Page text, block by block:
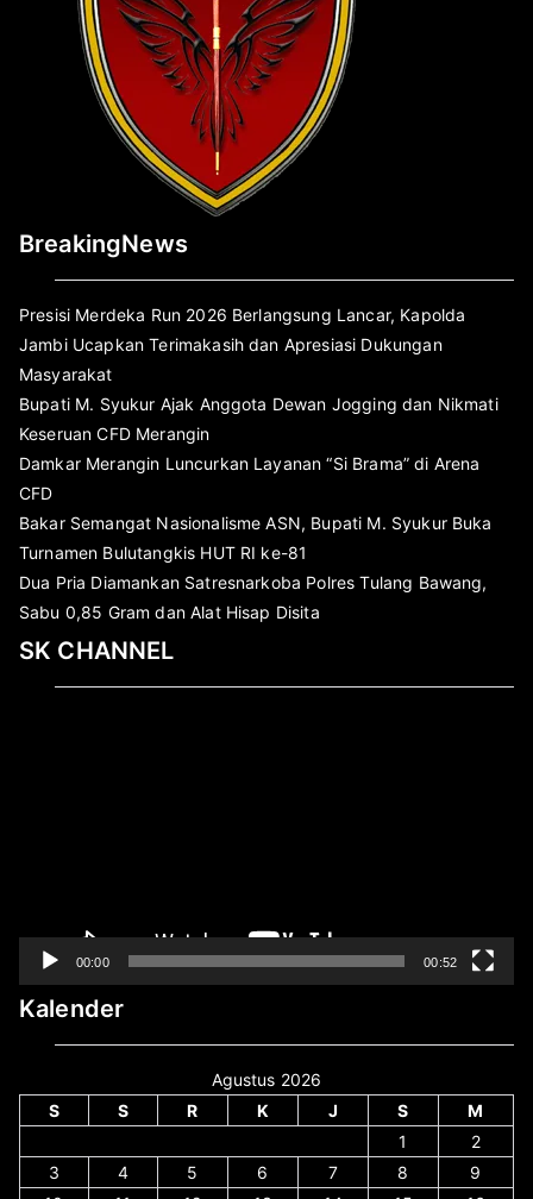
BreakingNews
Presisi Merdeka Run 2026 Berlangsung Lancar, Kapolda
Jambi Ucapkan Terimakasih dan Apresiasi Dukungan
Masyarakat
Bupati M. Syukur Ajak Anggota Dewan Jogging dan Nikmati
Keseruan CFD Merangin
Damkar Merangin Luncurkan Layanan “Si Brama” di Arena
CFD
Bakar Semangat Nasionalisme ASN, Bupati M. Syukur Buka
Turnamen Bulutangkis HUT RI ke-81
Dua Pria Diamankan Satresnarkoba Polres Tulang Bawang,
Sabu 0,85 Gram dan Alat Hisap Disita
SK CHANNEL
00:00 00:52
Kalender
Agustus 2026
S
S R K J S
M
1
2
3
4 5 6 7 8
9